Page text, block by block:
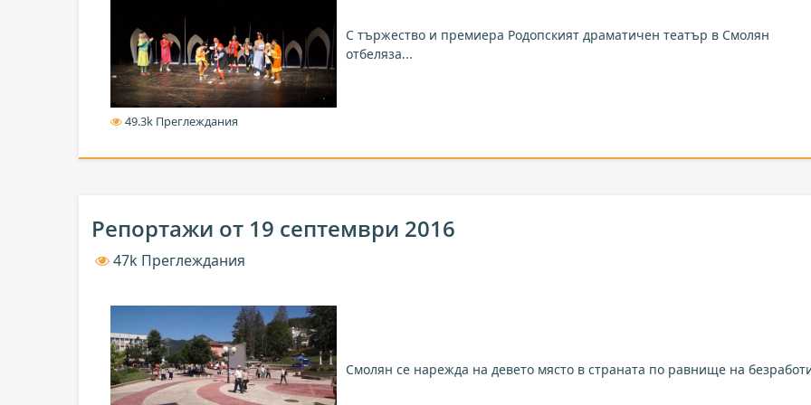
С тържество и премиера Родопският драматичен театър в Смолян
отбеляза...
49.3k Преглеждания
Репортажи от 19 септември 2016
47k Преглеждания
Смолян се нарежда на девето място в страната по равнище на